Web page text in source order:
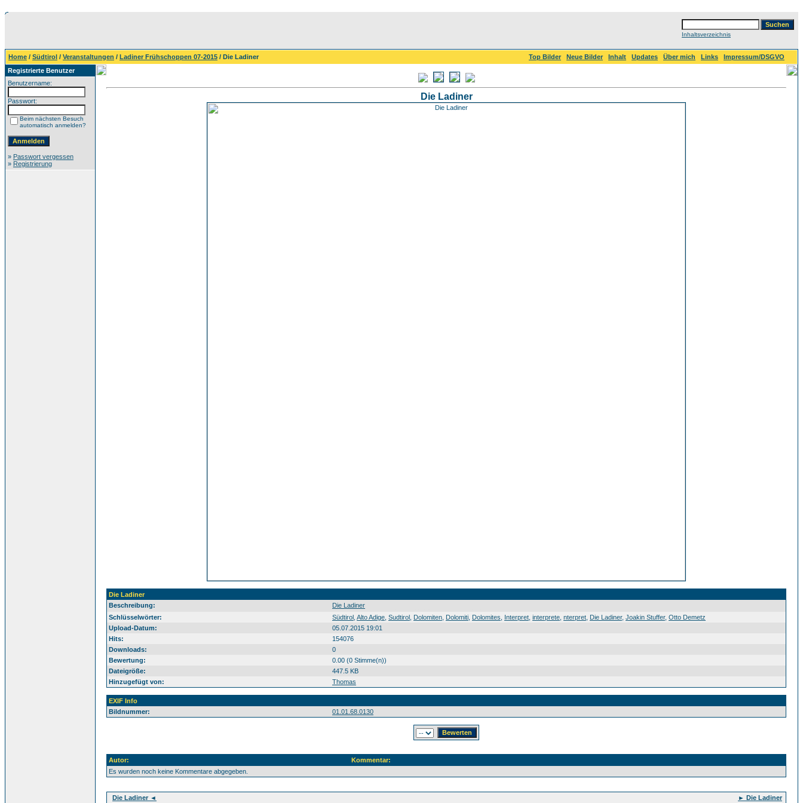
Inhaltsverzeichnis
Home / Südtirol / Veranstaltungen / Ladiner Frühschoppen 07-2015 / Die Ladiner Top Bilder Neue Bilder Inhalt Updates Über mich Links
Impressum/DSGVO
Registrierte Benutzer
Benutzername:
Passwort:
Beim nächsten Besuch
automatisch anmelden?
» Passwort vergessen
» Registrierung
Die Ladiner
Die Ladiner
Beschreibung:
Die Ladiner
Schlüsselwörter: Südtirol Alto Adige Sudtirol Dolomiten Dolomiti Dolomites Interpret interprete nterpret Die Ladiner, Joakin Stuffer, Otto Demetz
Upload-Datum:
05.07.2015 19:01
Hits:
154076
Downloads:
0
Bewertung:
0.00 (0 Stimme(n))
Dateigröße:
447.5 KB
Hinzugefügt von:
Thomas
EXIF Info
Bildnummer:
01.01.68.0130
Autor:
Kommentar:
Es wurden noch keine Kommentare abgegeben.
Die Ladiner ◄ ► Die Ladiner